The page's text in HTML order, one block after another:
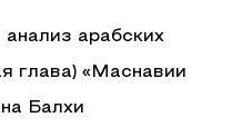
арабских
глава) «Маснавии
Балхи